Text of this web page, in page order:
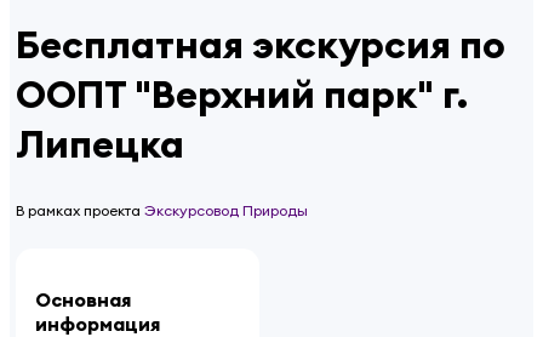
Бесплатная экскурсия по
ООПТ "Верхний парк" г.
Липецка
В рамках проекта Экскурсовод Природы
Основная
информация